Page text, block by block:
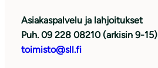
Asiakaspalvelu ja lahjoitukset
Puh. 09 228 08210 (arkisin 9-15)
toimisto@sll.fi